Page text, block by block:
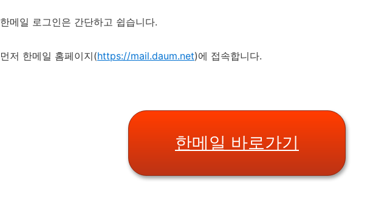
한메일 로그인은 간단하고 쉽습니다.
먼저 한메일 홈페이지(https://mail.daum.net)에 접속합니다.
한메일 바로가기